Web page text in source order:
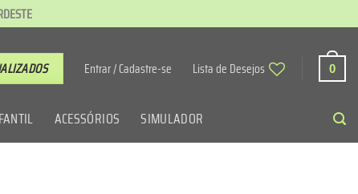
Entrar / Cadastre-se Lista de Desejos 0
ACESSÓRIOS SIMULADOR